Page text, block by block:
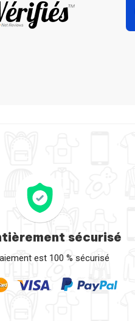
sécurisé
est 100 % sécurisé